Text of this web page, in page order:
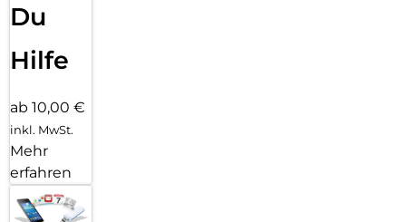
Du
Hilfe
ab 10,00 €
inkl. MwSt.
Mehr
erfahren